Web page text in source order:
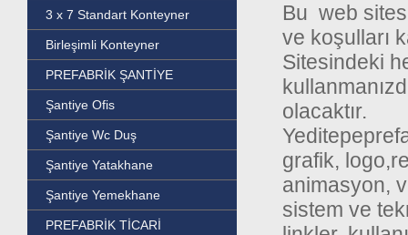
3 x 7 Standart Konteyner
Birleşimli Konteyner
PREFABRİK ŞANTİYE
Şantiye Ofis
Şantiye Wc Duş
Şantiye Yatakhane
Şantiye Yemekhane
PREFABRİK TİCARİ
Bu web
ve koşulları
Sitesindeki
olacaktır.
grafik,
animasyon,
sistem ve